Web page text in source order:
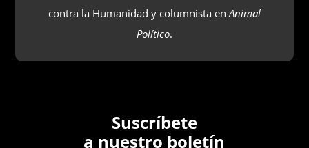
satisfacer dos elementos: 1) la existencia de
suficiente, y 2) que los grupos armados reúnan un
Para medir el nivel de intensidad de los
enfrentamientos se pueden tomar en consideración
contra la Humanidad y columnista en Animal
Político.
Suscríbete
a nuestro boletín